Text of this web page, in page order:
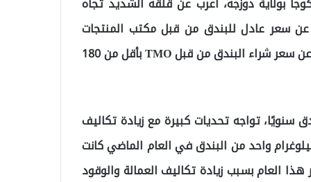
عن سعر عادل للبندق من قبل مكتب المنتجات
الزراعية (TMO). وصرّح موتي أوغلو قائلاً: “إذا تم الإعلان عن سعر شراء البندق من قبل TMO بأقل من 180
لحوالي 25 ألف طن من البندق سنويًا، تواجه تحديات كبيرة مع زيادة تكاليف
واحد من البندق في العام الماضي كانت
هذا العام بسبب زيادة تكاليف العمالة والوقود